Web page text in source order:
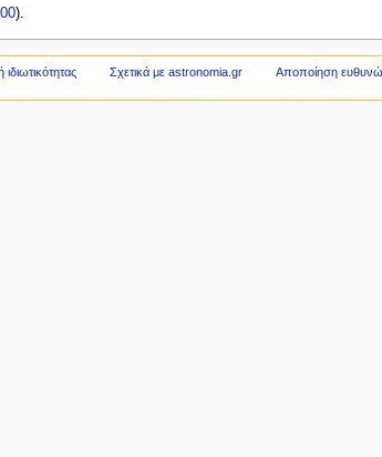
).
ιδιωτικότητας Σχετικά με astronomia.gr Αποποίηση